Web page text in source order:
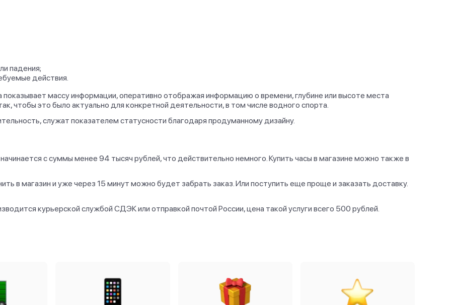
падения;
действия.
массу информации, оперативно отображая информацию о времени, глубине или высоте места
чтобы это было актуально для конкретной деятельности, в том числе водного спорта.
служат показателем статусности благодаря продуманному дизайну.
с суммы менее 94 тысяч рублей, что действительно немного. Купить часы в магазине можно также в
в магазин и уже через 15 минут можно будет забрать заказ. Или поступить еще проще и заказать доставку.
курьерской службой СДЭК или отправкой почтой России, цена такой услуги всего 500 рублей.